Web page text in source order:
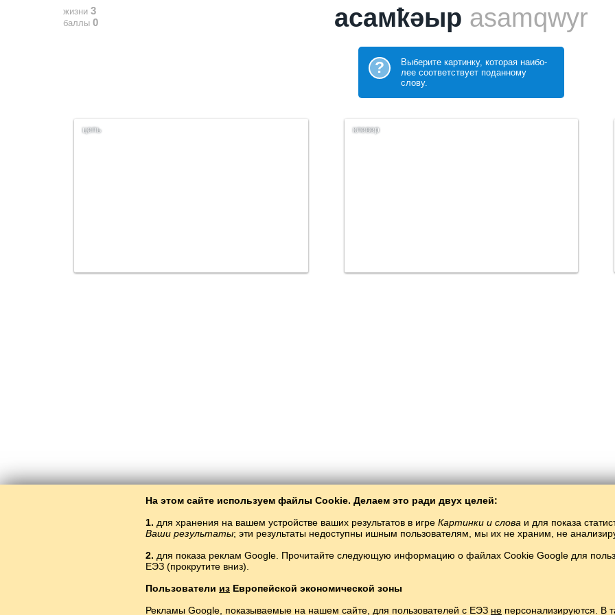
На этом сайте используем файлы Cookie. Делаем это ради двух целей:
1. для хранения на вашем устройстве ваших результатов в игре Картинки и слова и для показа
Ваши результаты; эти результаты недоступны ишным пользователям, мы их не храним, не
2. для показа реклам Google. Прочитайте следующую информацию о файлах Cookie Google для
ЕЭЗ (прокрутите вниз).
Пользователи из Европейской экономической зоны
Рекламы Google, показываемые на нашем сайте, для пользователей с ЕЭЗ не персонализируются. В
жизни 3
баллы 0 асамҟәыр asamqwyr
?
Выберите картинку, которая наибо­
лее соответствует поданному
слову.
цепь клевер
Copyright © 2015–2025 BALTOSLAV.